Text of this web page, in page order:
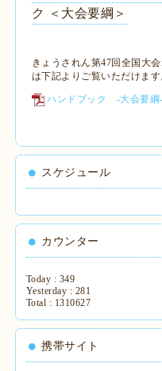
ク ＜大会要綱＞
きょうされん第47回全国大
は下記よりご覧いただけます
ハンドブック -大会要綱
スケジュール
カウンター
Today : 349
Yesterday : 281
Total : 1310627
携帯サイト